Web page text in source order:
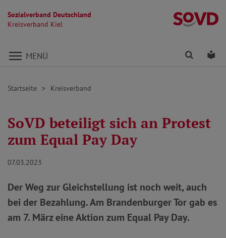
Sozialverband Deutschland
Kreisverband Kiel
Direkt zu den Inhalten springen
MENÜ Finden
Startseite Kreisverband
SoVD beteiligt sich an Protest
zum Equal Pay Day
07.03.2023
Der Weg zur Gleichstellung ist noch weit, auch
bei der Bezahlung. Am Brandenburger Tor gab es
am 7. März eine Aktion zum Equal Pay Day.